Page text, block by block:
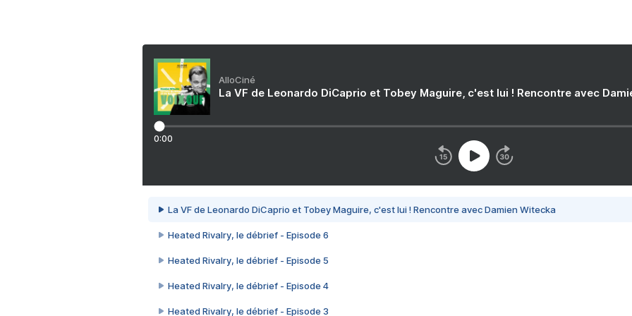
AlloCiné
La VF de Leonardo DiCaprio et Tobey Maguire, c'est lui ! Rencontre avec
0:00
La VF de Leonardo DiCaprio et Tobey Maguire, c'est lui ! Rencontre avec Damien Witecka
Heated Rivalry, le débrief - Episode 6
Heated Rivalry, le débrief - Episode 5
Heated Rivalry, le débrief - Episode 4
Heated Rivalry, le débrief - Episode 3